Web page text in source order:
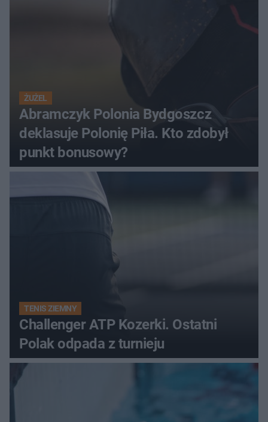
ŻUŻEL
Abramczyk Polonia Bydgoszcz
deklasuje Polonię Piła. Kto zdobył
punkt bonusowy?
TENIS ZIEMNY
Challenger ATP Kozerki. Ostatni
Polak odpada z turnieju